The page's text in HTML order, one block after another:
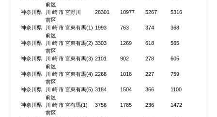
前区
神奈川県
川崎市宮
前区
野川 28301 10977 5267 5316
神奈川県
川崎市宮
前区
東有馬(1) 1993 763 374 368
神奈川県
川崎市宮
前区
東有馬(2) 3303 1269 618 565
神奈川県
川崎市宮
前区
東有馬(3) 2101 902 278 605
神奈川県
川崎市宮
前区
東有馬(4) 2268 1018 227 759
神奈川県
川崎市宮
前区
東有馬(5) 3184 1504 366 1100
神奈川県
川崎市宮
前区
有馬(1) 3756 1785 236 1472